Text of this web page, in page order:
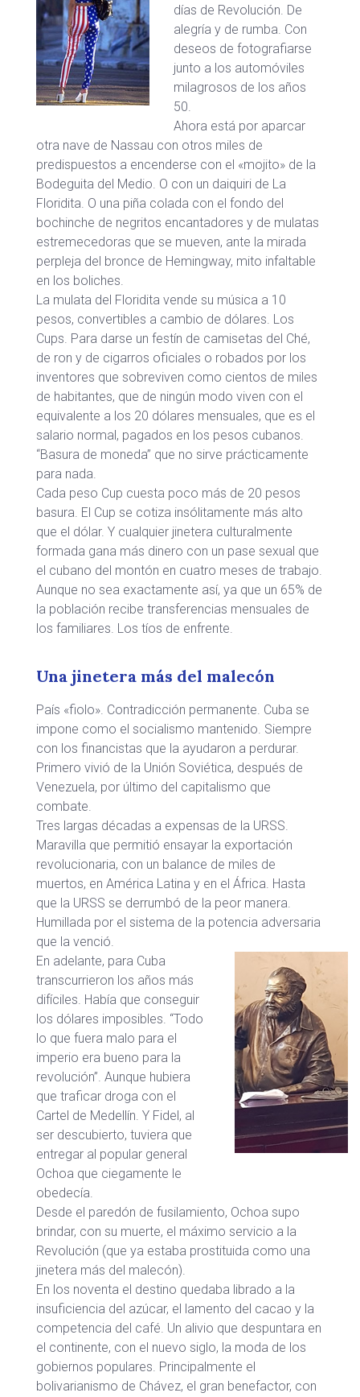
días de Revolución. De
alegría y de rumba. Con
deseos de fotografiarse
junto a los automóviles
milagrosos de los años
50.
Ahora está por aparcar
otra nave de Nassau con otros miles de
predispuestos a encenderse con el «mojito» de la
Bodeguita del Medio. O con un daiquiri de La
Floridita. O una piña colada con el fondo del
bochinche de negritos encantadores y de mulatas
estremecedoras que se mueven, ante la mirada
perpleja del bronce de Hemingway, mito infaltable
en los boliches.
La mulata del Floridita vende su música a 10
pesos, convertibles a cambio de dólares. Los
Cups. Para darse un festín de camisetas del Ché,
de ron y de cigarros oficiales o robados por los
inventores que sobreviven como cientos de miles
de habitantes, que de ningún modo viven con el
equivalente a los 20 dólares mensuales, que es el
salario normal, pagados en los pesos cubanos.
“Basura de moneda” que no sirve prácticamente
para nada.
Cada peso Cup cuesta poco más de 20 pesos
basura. El Cup se cotiza insólitamente más alto
que el dólar. Y cualquier jinetera culturalmente
formada gana más dinero con un pase sexual que
el cubano del montón en cuatro meses de trabajo.
Aunque no sea exactamente así, ya que un 65% de
la población recibe transferencias mensuales de
los familiares. Los tíos de enfrente.
Una jinetera más del malecón
País «fiolo». Contradicción permanente. Cuba se
impone como el socialismo mantenido. Siempre
con los financistas que la ayudaron a perdurar.
Primero vivió de la Unión Soviética, después de
Venezuela, por último del capitalismo que
combate.
Tres largas décadas a expensas de la URSS.
Maravilla que permitió ensayar la exportación
revolucionaria, con un balance de miles de
muertos, en América Latina y en el África. Hasta
que la URSS se derrumbó de la peor manera.
Humillada por el sistema de la potencia adversaria
que la venció.
En adelante, para Cuba
transcurrieron los años más
difíciles. Había que conseguir
los dólares imposibles. “Todo
lo que fuera malo para el
imperio era bueno para la
revolución”. Aunque hubiera
que traficar droga con el
Cartel de Medellín. Y Fidel, al
ser descubierto, tuviera que
entregar al popular general
Ochoa que ciegamente le
obedecía.
Desde el paredón de fusilamiento, Ochoa supo
brindar, con su muerte, el máximo servicio a la
Revolución (que ya estaba prostituida como una
jinetera más del malecón).
En los noventa el destino quedaba librado a la
insuficiencia del azúcar, el lamento del cacao y la
competencia del café. Un alivio que despuntara en
el continente, con el nuevo siglo, la moda de los
gobiernos populares. Principalmente el
bolivarianismo de Chávez, el gran benefactor, con